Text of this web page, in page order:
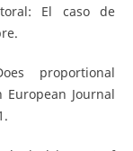
El caso de
proportional
Journal